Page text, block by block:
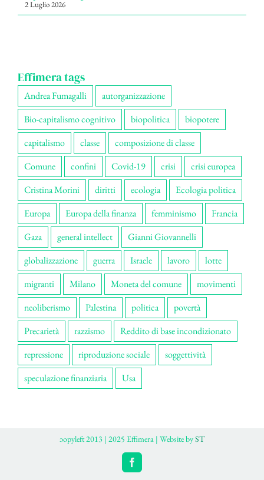
2 Luglio 2026
Effimera tags
Andrea Fumagalli
autorganizzazione
Bio-capitalismo cognitivo
biopolitica
biopotere
capitalismo
classe
composizione di classe
Comune
confini Covid-19 crisi
crisi europea
Cristina Morini
diritti ecologia
Ecologia politica
Europa
Europa della finanza femminismo
Francia
Gaza
general intellect
Gianni Giovannelli
globalizzazione
guerra Israele lavoro
lotte
migranti
Milano Moneta del comune
movimenti
neoliberismo
Palestina politica
povertà
Precarietà
razzismo
Reddito di base incondizionato
repressione
riproduzione sociale
soggettività
speculazione finanziaria
Usa
ɔopyleft 2013 | 2025 Effimera | Website byST
Facebook